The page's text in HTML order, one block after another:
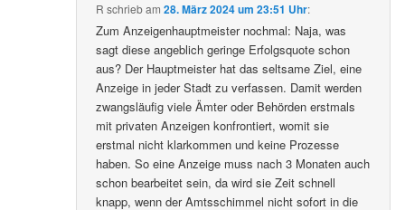
R schriebam28. März 2024 um 23:51 Uhr:
Zum Anzeigenhauptmeister nochmal: Naja, was
sagt diese angeblich geringe Erfolgsquote schon
aus? Der Hauptmeister hat das seltsame Ziel, eine
Anzeige in jeder Stadt zu verfassen. Damit werden
zwangsläufig viele Ämter oder Behörden erstmals
mit privaten Anzeigen konfrontiert, womit sie
erstmal nicht klarkommen und keine Prozesse
haben. So eine Anzeige muss nach 3 Monaten auch
schon bearbeitet sein, da wird sie Zeit schnell
knapp, wenn der Amtsschimmel nicht sofort in die